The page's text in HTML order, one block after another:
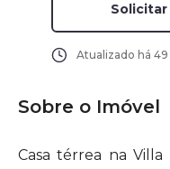
Atualizado há 49
Sobre o Imóvel
Casa térrea na Villa